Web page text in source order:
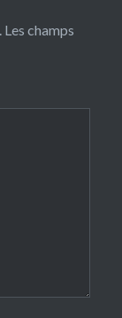
Les champs